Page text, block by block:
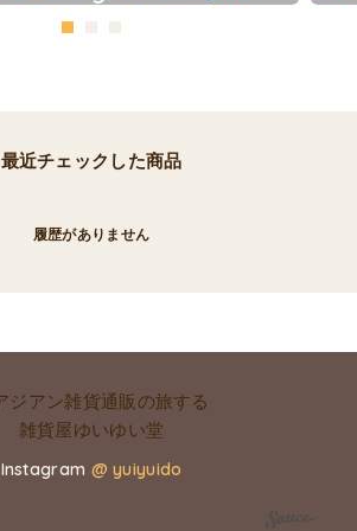
最近チェックした商品
履歴がありません
Instagram @ yuiyuido